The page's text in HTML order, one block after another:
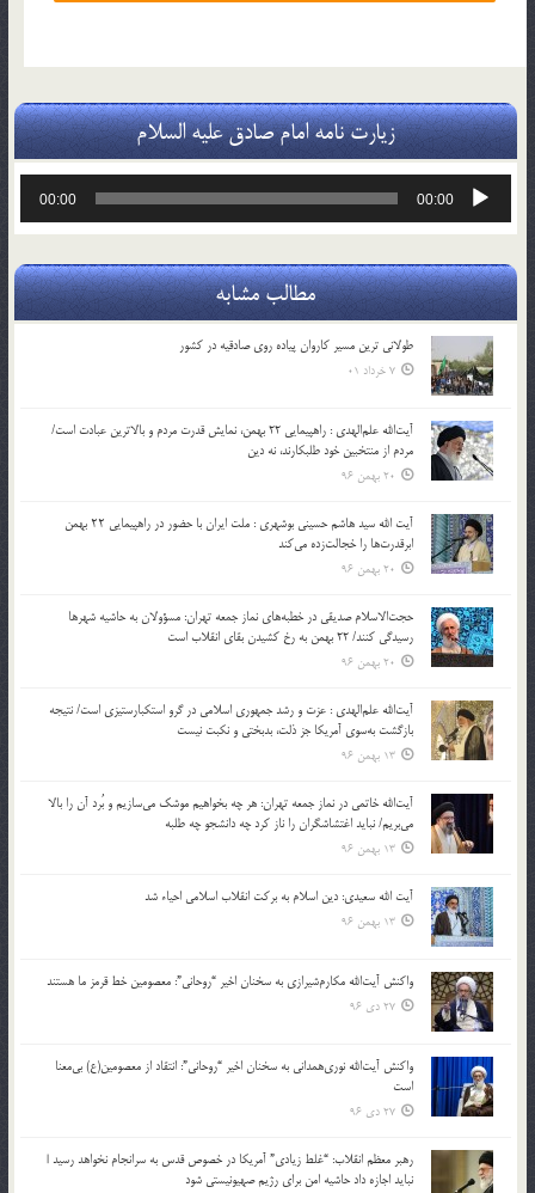
زیارت نامه امام صادق علیه السلام
پخش‌کننده
00:00
00:00
مطالب مشابه
طولانی ترین مسیر کاروان پیاده روی صادقیه در کشور
7 خرداد 01
آیت‌الله علم‌الهدی : راهپیمایی 22 بهمن، نمایش قدرت مردم و بالاترین عبادت است/
مردم از منتخبین خود طلبکارند، نه دین
20 بهمن 96
آیت الله سید هاشم حسینی بوشهری : ملت ایران با حضور در راهپیمایی ۲۲ بهمن
ابرقدرت‌ها را خجالت‌زده می‌کند
20 بهمن 96
حجت‌الاسلام صدیقی در خطبه‌های نماز جمعه تهران: مسؤولان به حاشیه شهرها
رسیدگی کنند/ 22 بهمن به رخ کشیدن بقای انقلاب است
20 بهمن 96
آیت‌الله علم‌الهدی : عزت و رشد جمهوری اسلامی در گرو استکبارستیزی است/ نتیجه
بازگشت به‌سوی آمریکا جز ذلت، بدبختی و نکبت نیست
13 بهمن 96
آیت‌الله خاتمی در نماز جمعه تهران: هر چه بخواهیم موشک می‌سازیم و بُرد آن را بالا
می‌بریم/ نباید اغتشاشگران را ناز کرد چه دانشجو چه طلبه
13 بهمن 96
آیت الله سعیدی: دین اسلام به برکت انقلاب اسلامی احیاء شد
13 بهمن 96
واکنش آیت‌الله مکارم‌شیرازی به سخنان اخیر “روحانی”: معصومین خط قرمز ما هستند
27 دی 96
واکنش آیت‌الله نوری‌همدانی به سخنان اخیر “روحانی”: انتقاد از معصومین(ع) بی‌معنا
است
27 دی 96
رهبر معظم انقلاب: “غلط زیادی” آمریکا در خصوص قدس به سرانجام نخواهد رسید |
نباید اجازه داد حاشیه امن برای رژیم صهیونیستی شود